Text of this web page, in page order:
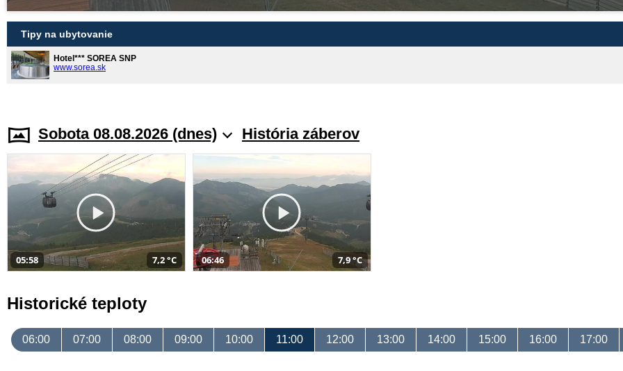
Tipy na ubytovanie
Hotel*** SOREA SNP
www.sorea.sk
Sobota 08.08.2026 (dnes) História záberov
05:58 7,2 °C 06:46 7,9 °C
Historické teploty
06:00 07:00 08:00 09:00 10:00 11:00 12:00 13:00 14:00 15:00 16:00 17:00